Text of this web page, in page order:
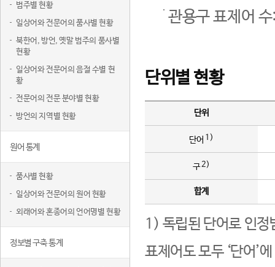
범주별 현황
일상어와 전문어의 품사별 현황
북한어, 방언, 옛말 범주의 품사별
현황
일상어와 전문어의 음절 수별 현
황
전문어의 전문 분야별 현황
방언의 지역별 현황
원어 통계
품사별 현황
일상어와 전문어의 원어 현황
외래어와 혼종어의 언어명별 현황
정보별 구축 통계
관용구 표제어
단위별 현황
단위
단어 1)
구2)
합계
1) 독립된 단어로 인정
표제어도 모두 ‘단어’